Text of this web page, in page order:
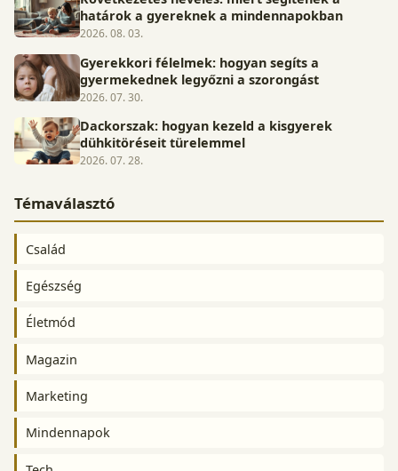
határok a gyereknek a mindennapokban
2026. 08. 03.
Gyerekkori félelmek: hogyan segíts a
gyermekednek legyőzni a szorongást
2026. 07. 30.
Dackorszak: hogyan kezeld a kisgyerek
dühkitöréseit türelemmel
2026. 07. 28.
Témaválasztó
Család
Egészség
Életmód
Magazin
Marketing
Mindennapok